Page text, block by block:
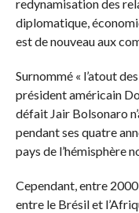
redynamisation des
diplomatique,
est de nouveau aux
Surnommé « l’atout
président américain
défait Jair Bolsonaro
pendant ses quatre
pays de l’hémisphère
Cependant, entre
entre le Brésil et